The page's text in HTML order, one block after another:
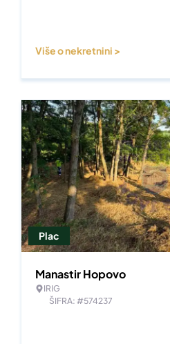
Više o nekretnini >
Plac
Manastir Hopovo
IRIG
ŠIFRA: #574237